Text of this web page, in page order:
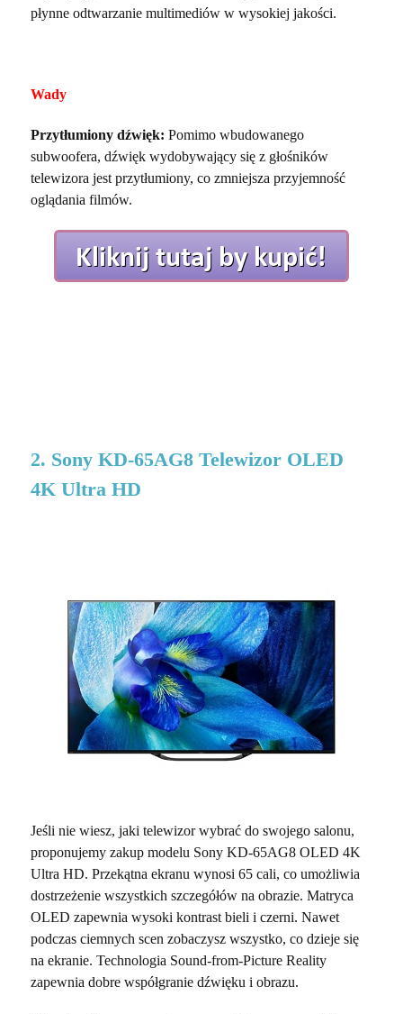
płynne odtwarzanie multimediów w wysokiej jakości.
Wady
Przytłumiony dźwięk: Pomimo wbudowanego
subwoofera, dźwięk wydobywający się z głośników
telewizora jest przytłumiony, co zmniejsza przyjemność
oglądania filmów.
2. Sony KD-65AG8 Telewizor OLED
4K Ultra HD
Jeśli nie wiesz, jaki telewizor wybrać do swojego salonu,
proponujemy zakup modelu Sony KD-65AG8 OLED 4K
Ultra HD. Przekątna ekranu wynosi 65 cali, co umożliwia
dostrzeżenie wszystkich szczegółów na obrazie. Matryca
OLED zapewnia wysoki kontrast bieli i czerni. Nawet
podczas ciemnych scen zobaczysz wszystko, co dzieje się
na ekranie. Technologia Sound-from-Picture Reality
zapewnia dobre współgranie dźwięku i obrazu.